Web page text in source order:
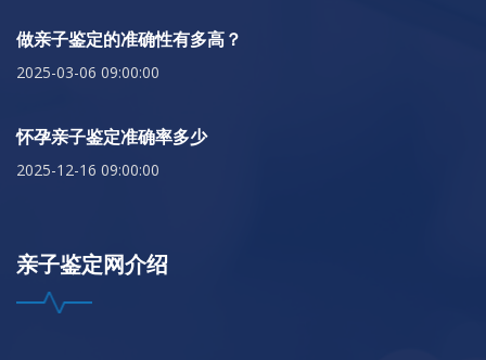
做亲子鉴定的准确性有多高？
2025-03-06 09:00:00
怀孕亲子鉴定准确率多少
2025-12-16 09:00:00
亲子鉴定网介绍